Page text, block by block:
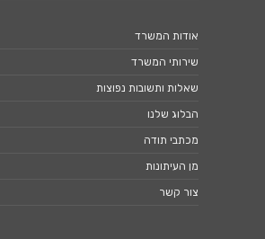
אודות המשרד
שירותי המשרד
שאלות ותשובות נפוצות
הבלוג שלנו
מכתבי תודה
מן העיתונות
צור קשר